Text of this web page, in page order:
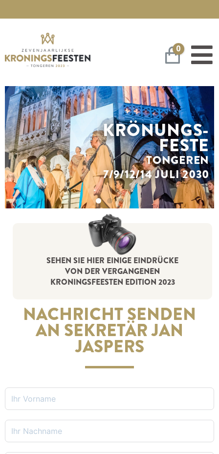
0
KRÖNUNGS-
FESTE
TONGEREN
7/9/12/14 JULI 2030
SEHEN SIE HIER EINIGE EINDRÜCKE
VON DER VERGANGENEN
KRONINGSFEESTEN EDITION 2023
NACHRICHT SENDEN
AN SEKRETÄR JAN
JASPERS